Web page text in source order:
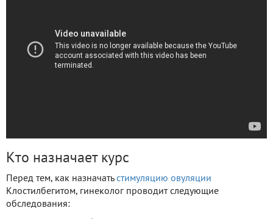
Кто назначает курс
Перед тем, как назначать стимуляцию овуляции
Клостилбегитом, гинеколог проводит следующие
обследования: